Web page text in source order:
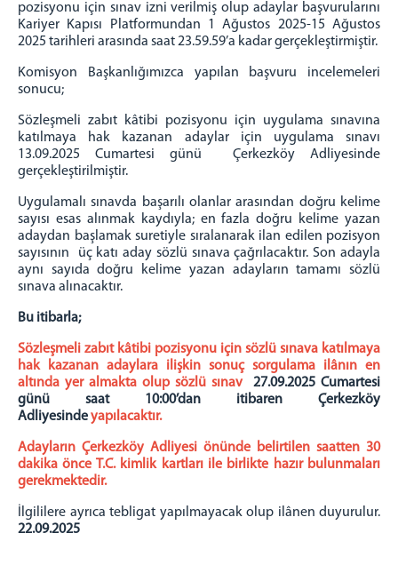
Asliye Hukuk Mahkemeleri
Sulh Hukuk Mahkemeleri
İş Mahkemeleri
MÜLHAKAT
İLETİŞİM
pozisyonu için sınav izni verilmiş olup adaylar başvurularını
Kariyer Kapısı Platformundan 1 Ağustos 2025-15 Ağustos
2025 tarihleri arasında saat 23.59.59’a kadar gerçekleştirmiştir.
Komisyon Başkanlığımızca yapılan başvuru incelemeleri
sonucu;
Sözleşmeli zabıt kâtibi pozisyonu için uygulama sınavına
katılmaya hak kazanan adaylar için uygulama sınavı
13.09.2025 Cumartesi günü Çerkezköy Adliyesinde
gerçekleştirilmiştir.
Uygulamalı sınavda başarılı olanlar arasından doğru kelime
sayısı esas alınmak kaydıyla; en fazla doğru kelime yazan
adaydan başlamak suretiyle sıralanarak ilan edilen pozisyon
sayısının üç katı aday sözlü sınava çağrılacaktır. Son adayla
aynı sayıda doğru kelime yazan adayların tamamı sözlü
sınava alınacaktır.
Bu itibarla;
Sözleşmeli zabıt kâtibi pozisyonu için sözlü sınava katılmaya
hak kazanan adaylara ilişkin sonuç sorgulama ilânın en
altında yer almakta olup sözlü sınav
27.09.2025 Cumartesi
günü saat 10:00’dan itibaren Çerkezköy
Adliyesindeyapılacaktır.
Adayların Çerkezköy Adliyesi önünde belirtilen saatten 30
dakika önce T.C. kimlik kartları ile birlikte hazır bulunmaları
gerekmektedir.
İlgililere ayrıca tebligat yapılmayacak olup ilânen duyurulur.
22.09.2025